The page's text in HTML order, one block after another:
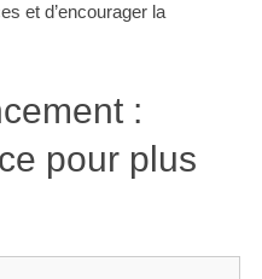
et d’encourager la
:
pour plus